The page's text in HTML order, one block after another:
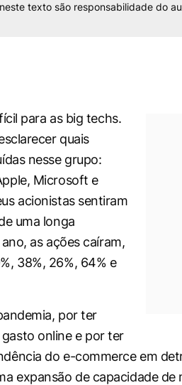
texto são responsabilidade do
para as big techs.
quais
nesse grupo:
Microsoft e
acionistas sentiram
uma longa
as ações caíram,
38%, 26%, 64% e
por ter
online e por ter
do e-commerce em
expansão de capacidade